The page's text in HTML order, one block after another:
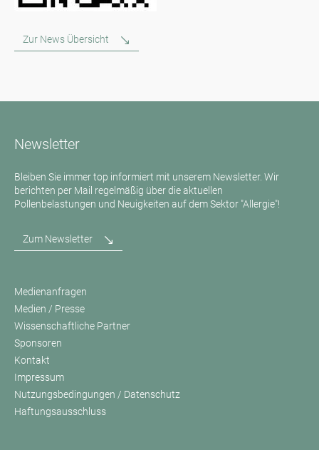
Zur News Übersicht
Newsletter
Bleiben Sie immer top informiert mit unserem Newsletter. Wir
berichten per Mail regelmäßig über die aktuellen
Pollenbelastungen und Neuigkeiten auf dem Sektor "Allergie"!
Zum Newsletter
Medienanfragen
Medien / Presse
Wissenschaftliche Partner
Sponsoren
Kontakt
Impressum
Nutzungsbedingungen / Datenschutz
Haftungsausschluss